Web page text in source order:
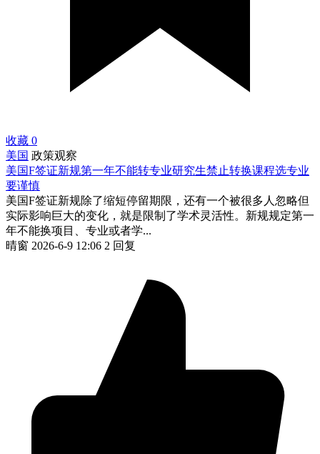
收藏 0
美国 政策观察
美国F签证新规第一年不能转专业研究生禁止转换课程选专业
要谨慎
美国F签证新规除了缩短停留期限，还有一个被很多人忽略但
实际影响巨大的变化，就是限制了学术灵活性。新规规定第一
年不能换项目、专业或者学...
晴窗 2026-6-9 12:06 2 回复